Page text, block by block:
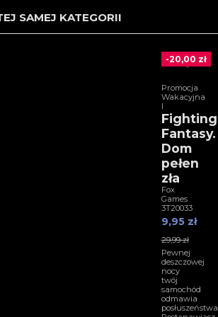
SAMEJ KATEGORII
-20,00 zł
Promocja
Wakacyjna
I
Fighting
Fantasy.
Dom
pełen
zła
Fox
Games
3T20033
9,95 zł
29,99 zł
Pewnej
deszczowej
nocy
twój
samochód
odmawia
posłuszeństwa.